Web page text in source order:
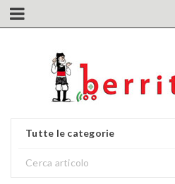
Tutte le categorie